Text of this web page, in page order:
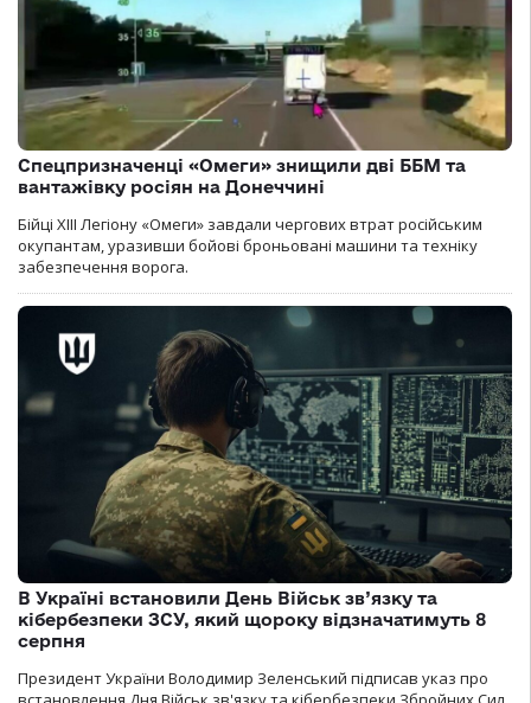
Спецпризначенці «Омеги» знищили дві ББМ та
вантажівку росіян на Донеччині
Бійці ХІІІ Легіону «Омеги» завдали чергових втрат російським
окупантам, уразивши бойові броньовані машини та техніку
забезпечення ворога.
В Україні встановили День Військ зв’язку та
кібербезпеки ЗСУ, який щороку відзначатимуть 8
серпня
Президент України Володимир Зеленський підписав указ про